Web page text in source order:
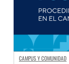
CAMPUS Y COMUNIDAD